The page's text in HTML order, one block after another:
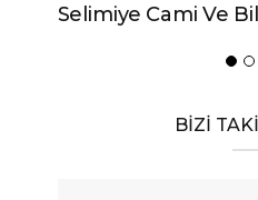
Selimiye Cami Ve
BİZİ